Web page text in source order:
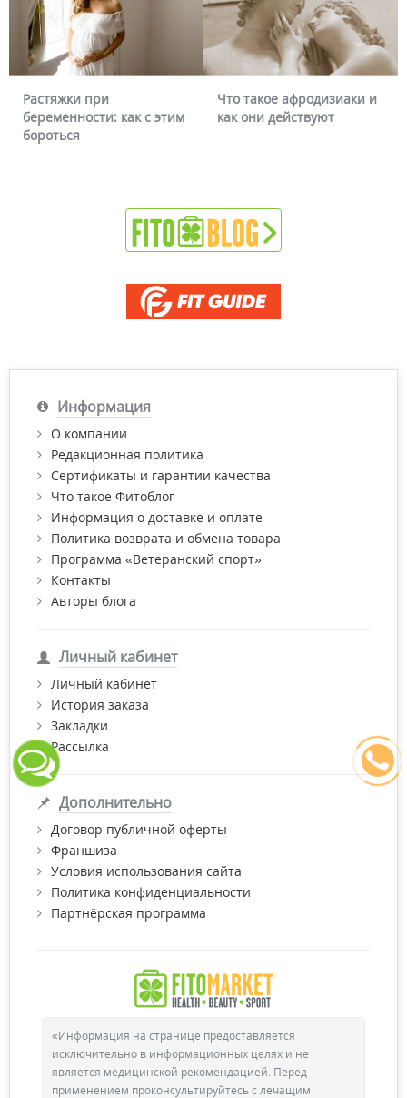
Растяжки при
беременности: как с этим
бороться
Что такое афродизиаки и
как они действуют
Информация
О компании
Редакционная политика
Сертификаты и гарантии качества
Что такое Фитоблог
Информация о доставке и оплате
Политика возврата и обмена товара
Программа «Ветеранский спорт»
Контакты
Авторы блога
Личный кабинет
Личный кабинет
История заказа
Закладки
Рассылка
Дополнительно
Договор публичной оферты
Франшиза
Условия использования сайта
Политика конфиденциальности
Партнёрская программа
«Информация на странице предоставляется
исключительно в информационных целях и не
является медицинской рекомендацией. Перед
применением проконсультируйтесь с лечащим